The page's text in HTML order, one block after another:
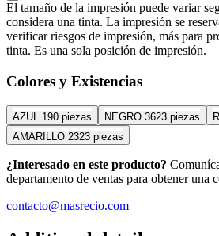
El tamaño de la impresión puede variar
considera una tinta. La impresión se
verificar riesgos de impresión, más para
tinta. Es una sola posición de impresión.
Colores y Existencias
AZUL 190 piezas NEGRO 3623 piezas
AMARILLO 2323 piezas
¿Interesado en este producto?
departamento de ventas para obtener una
contacto@masrecio.com